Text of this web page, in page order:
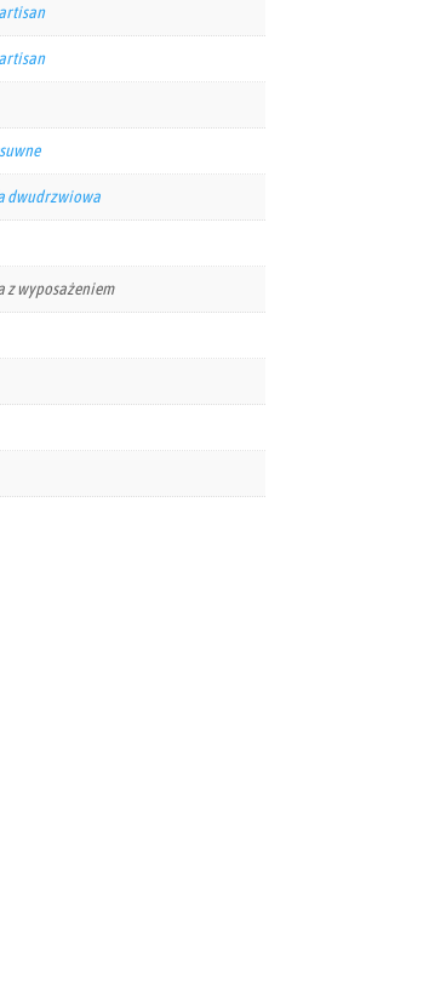
dwudrzwiowa
z wyposażeniem